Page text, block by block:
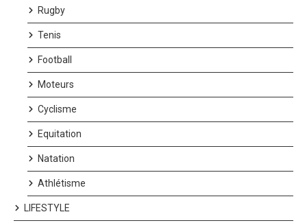
Rugby
Tenis
Football
Moteurs
Cyclisme
Equitation
Natation
Athlétisme
LIFESTYLE